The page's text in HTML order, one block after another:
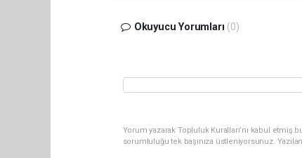
Okuyucu Yorumları (0)
Yorum yazarak Topluluk Kuralları’nı kabul etmiş
sorumluluğu tek başınıza üstleniyorsunuz.